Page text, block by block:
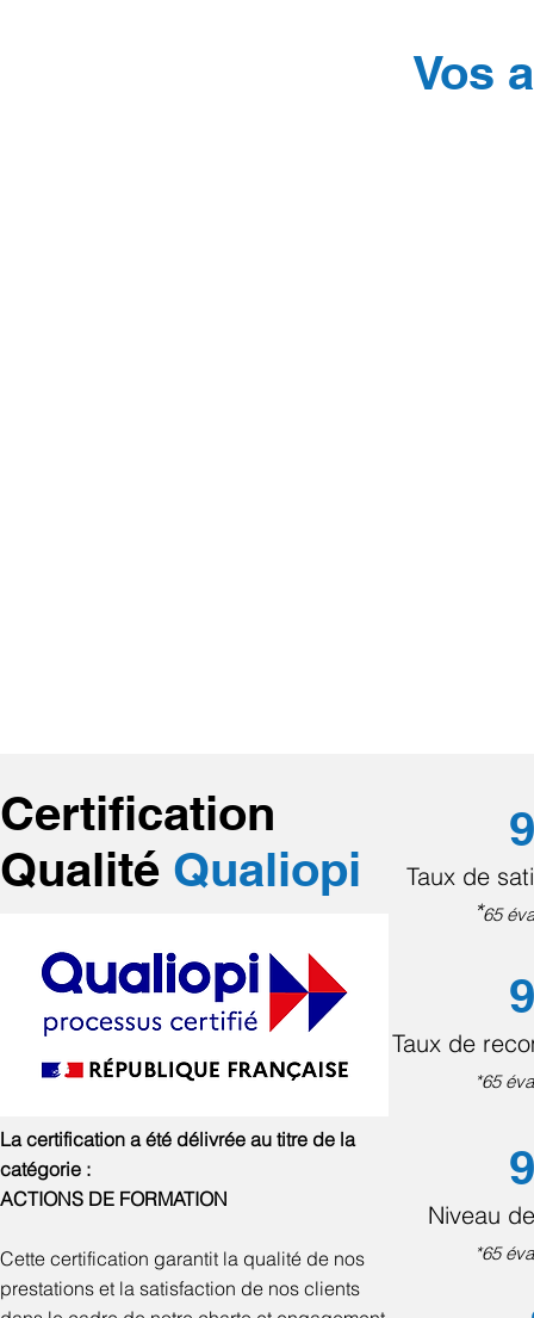
Vos
Certification
Qualité Qualiopi
La certification a été délivrée au titre de la
catégorie :
ACTIONS DE FORMATION
Cette certification garantit la qualité de nos
prestations et la satisfaction de nos clients
Taux de
*65
Taux de
*65
Niveau
*65